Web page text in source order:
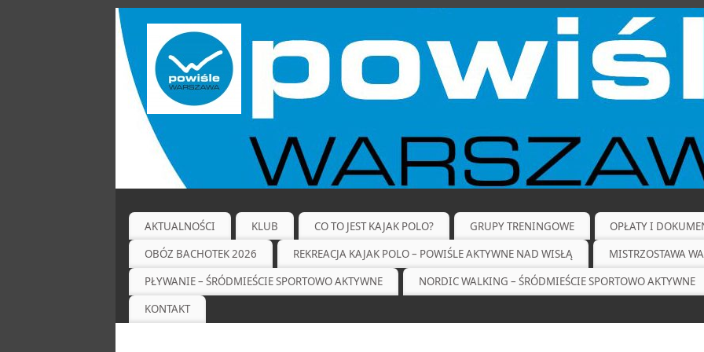
AKTUALNOŚCI KLUB CO TO JEST KAJAK POLO? GRUPY TRENINGOWE OPŁATY I
OBÓZ BACHOTEK 2026
REKREACJA KAJAK POLO – POWIŚLE AKTYWNE NAD WISŁĄ
MISTRZOSTAWA
PŁYWANIE – ŚRÓDMIEŚCIE SPORTOWO AKTYWNE
NORDIC WALKING – ŚRÓDMIEŚCIE SPORTOWO AKTYWNE
KONTAKT